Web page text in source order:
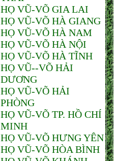
HỌ VŨ-VÕ GIA LAI
HỌ VŨ-VÕ HÀ GIANG
HỌ VŨ-VÕ HÀ NAM
HỌ VŨ-VÕ HÀ NỘI
HỌ VŨ-VÕ HÀ TĨNH
HỌ VŨ--VÕ HẢI
DƯƠNG
HỌ VŨ-VÕ HẢI
PHÒNG
HỌ VŨ-VÕ TP. HỒ CHÍ
MINH
HỌ VŨ-VÕ HƯNG YÊN
HỌ VŨ-VÕ HÒA BÌNH